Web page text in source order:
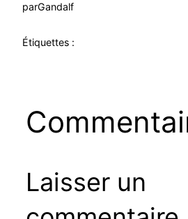
parGandalf
Étiquettes :
Laisser un